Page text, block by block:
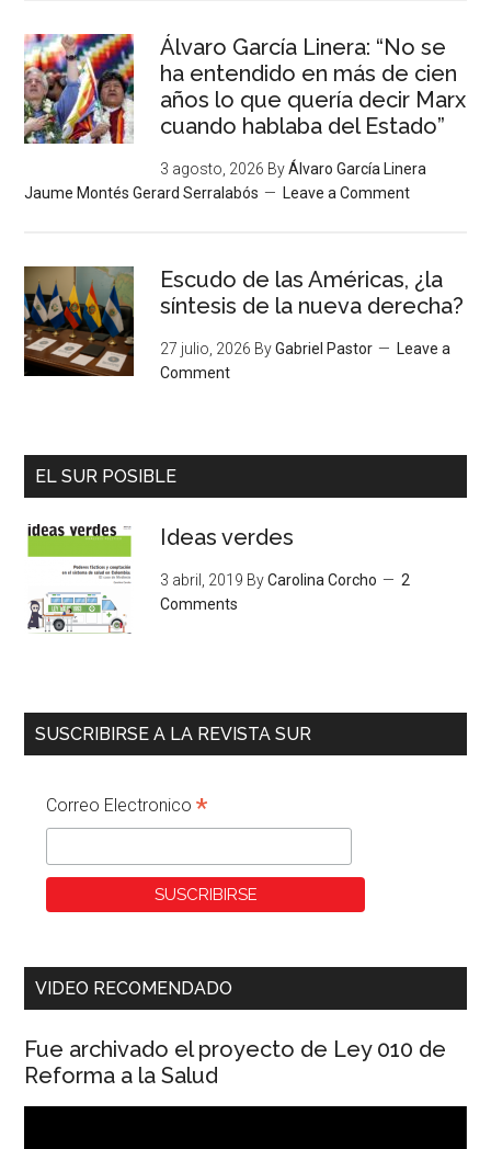
Álvaro García Linera: “No se
ha entendido en más de cien
años lo que quería decir Marx
cuando hablaba del Estado”
3 agosto, 2026 ByÁlvaro García Linera
Jaume Montés Gerard Serralabós
Leave a Comment
Escudo de las Américas, ¿la
síntesis de la nueva derecha?
27 julio, 2026 ByGabriel Pastor
Leave a
Comment
EL SUR POSIBLE
Ideas verdes
3 abril, 2019 ByCarolina Corcho
2
Comments
SUSCRIBIRSE A LA REVISTA SUR
Correo Electronico*
VIDEO RECOMENDADO
Fue archivado el proyecto de Ley 010 de
Reforma a la Salud